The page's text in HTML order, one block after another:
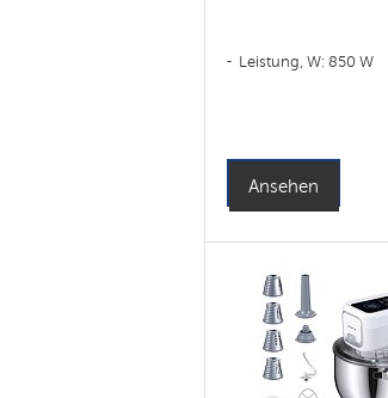
Leistung, W: 850 W
Ansehen